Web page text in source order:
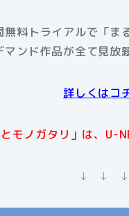
料トライアルで「ま
マンド作品が全て見放
詳しくはコ
とモノガタリ」は、U-
↓ ↓ ↓